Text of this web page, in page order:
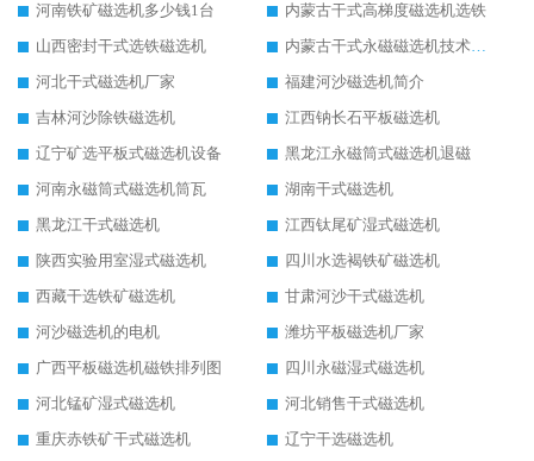
河南铁矿磁选机多少钱1台
内蒙古干式高梯度磁选机选铁
山西密封干式选铁磁选机
内蒙古干式永磁磁选机技术要求
河北干式磁选机厂家
福建河沙磁选机简介
吉林河沙除铁磁选机
江西钠长石平板磁选机
辽宁矿选平板式磁选机设备
黑龙江永磁筒式磁选机退磁
河南永磁筒式磁选机筒瓦
湖南干式磁选机
黑龙江干式磁选机
江西钛尾矿湿式磁选机
陕西实验用室湿式磁选机
四川水选褐铁矿磁选机
西藏干选铁矿磁选机
甘肃河沙干式磁选机
河沙磁选机的电机
潍坊平板磁选机厂家
广西平板磁选机磁铁排列图
四川永磁湿式磁选机
河北锰矿湿式磁选机
河北销售干式磁选机
重庆赤铁矿干式磁选机
辽宁干选磁选机